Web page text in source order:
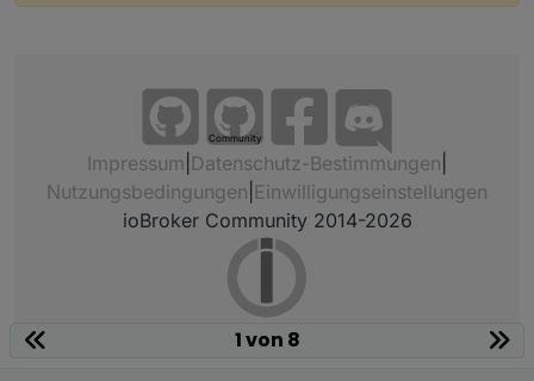
Community
Impressum Datenschutz-Bestimmungen
Nutzungsbedingungen Einwilligungseinstellungen
ioBroker Community 2014-2026
1 von 8